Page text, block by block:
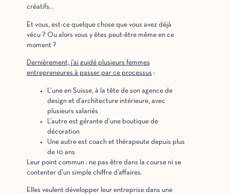
créatifs…
Et vous, est-ce quelque chose que vous avez déjà
vécu ? Ou alors vous y êtes peut-être même en ce
moment ?
Dernièrement, j’ai guidé plusieurs femmes
entrepreneures à passer par ce processus :
L’une en Suisse, à la tête de son agence de
design et d’architecture intérieure, avec
plusieurs salariés
L’autre est gérante d’une boutique de
décoration
Une autre est coach et thérapeute depuis plus
de 10 ans
Leur point commun : ne pas être dans la course ni se
contenter d’un simple chiffre d’affaires.
Elles veulent développer leur entreprise dans une